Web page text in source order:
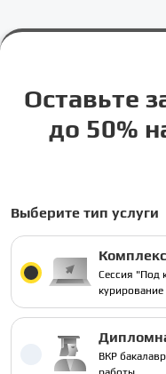
Оставьте
до 50%
Выберите тип услуги
Сессия "Под
ВКР